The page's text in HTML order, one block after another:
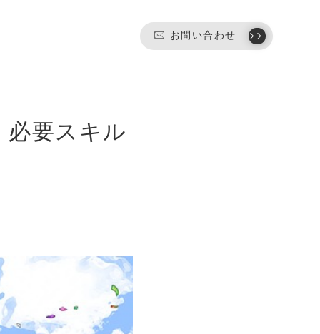
お問い合わせ
要スキル